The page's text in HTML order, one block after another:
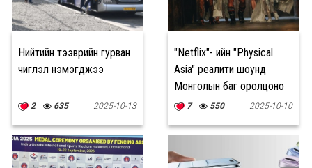
Нийтийн тээврийн гурван
чиглэл нэмэгджээ
2 635 2025-10-13
"Netflix"- ийн "Physical
Asia" реалити шоунд
Монголын баг оролцоно
7 550 2025-10-10